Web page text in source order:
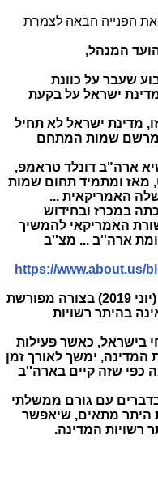
את הפנייה הבאה לצמרת
המנהל,
שעבר על כוונת
ישראל על בקעת
מדינת ישראל לא תחיל
מרשם שמות המתחם
ארה"ב דונלד טראמפ,
מאז ומתמיד תחום שמות
האמריקאית ...
במכרז ובחידוש
האמריקאי להמשיך
ארה''ב ... מצ''ב
https://www.about.us/
ה. איגוד האינטרנט הודיע לאחרונה (יוני 2019) בצורה מפורשת
בהיתר רשויות
בישראל, כאשר פעילות
המדינה, ימשך לאורך זמן
כפי שזה קיים בארה''ב
בדברים עם גורם ממשלתי
היתר מתאים, שיאפשר
רשויות המדינה.